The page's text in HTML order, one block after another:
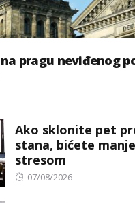
pragu neviđenog
Ako sklonite pet
stana, bićete
stresom
Posted
07/08/2026